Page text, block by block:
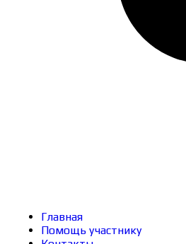
Главная
Помощь участнику